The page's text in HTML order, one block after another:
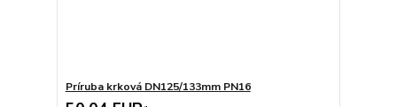
Príruba krková DN125/133mm PN16